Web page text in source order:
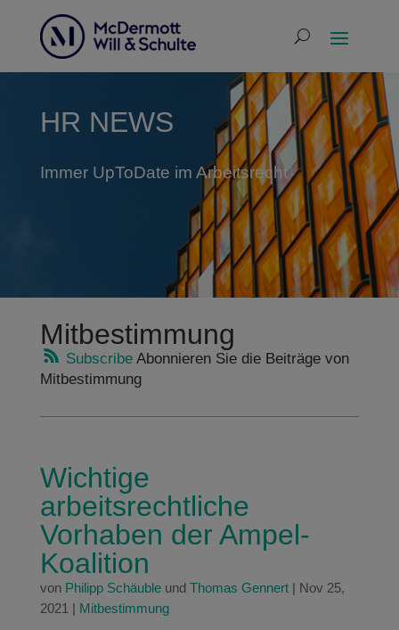
HR NEWS
Immer UpToDate im Arbeitsrecht
Mitbestimmung
SubscribeAbonnieren Sie die Beiträge von
Mitbestimmung
Wichtige
arbeitsrechtliche
Vorhaben der Ampel-
Koalition
von Philipp Schäubleund Thomas Gennert| Nov 25,
2021 | Mitbestimmung